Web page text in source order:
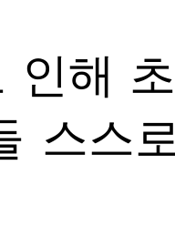
인해
스스